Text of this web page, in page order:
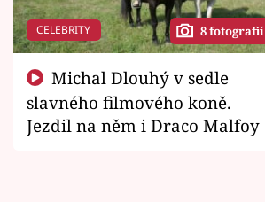
CELEBRITY 8 fotografií
slavného filmového koně.
Jezdil na něm i Draco Malfoy